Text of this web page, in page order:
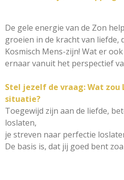
De gele energie van de Zon
groeien in de kracht van liefde,
Kosmisch Mens-zijn! Wat er
ernaar vanuit het perspectief
Stel jezelf de vraag: Wat zou
situatie?
Toegewijd zijn aan de liefde,
loslaten,
je streven naar perfectie
De basis is, dat jij goed bent